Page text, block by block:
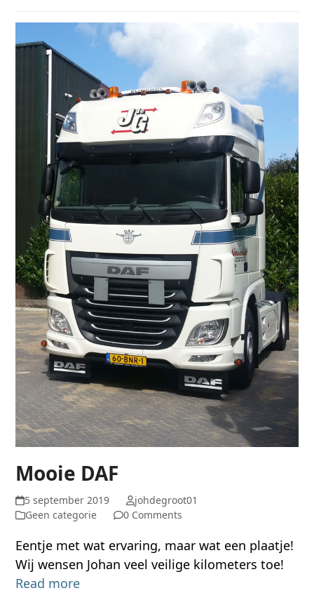
Mooie DAF
5 september 2019
johdegroot01
Geen categorie
0 Comments
Eentje met wat ervaring, maar wat een plaatje!
Wij wensen Johan veel veilige kilometers toe!
Read more